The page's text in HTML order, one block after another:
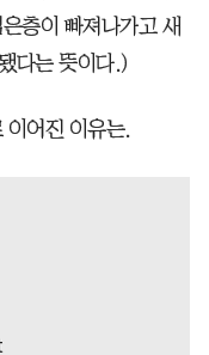
층이 빠져나가고 새
다는 뜻이다.)
이어진 이유는.